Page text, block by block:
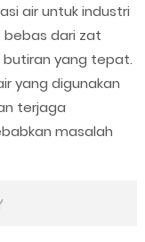
air untuk industri
bebas dari zat
butiran yang tepat.
yang digunakan
terjaga
masalah